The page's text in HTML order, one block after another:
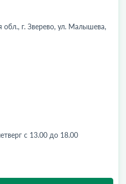
обл., г. Зверево, ул. Малышева,
с 13.00 до 18.00